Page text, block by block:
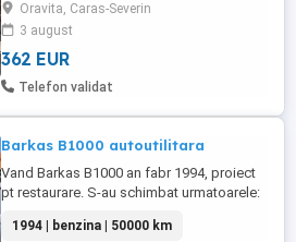
Oravita, Caras-Severin
3 august
362 EUR
Telefon validat
Barkas B1000 autoutilitara
Vand Barkas B1000 an fabr 1994, proiect
pt restaurare. S-au schimbat urmatoarele:
rectificat suprafatza pe care calca
1994 | benzina | 50000 km